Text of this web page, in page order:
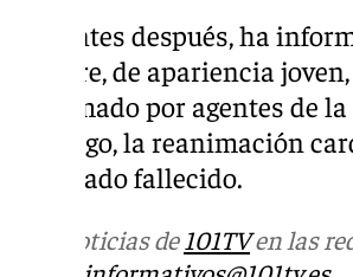
Instantes después, ha
hombre, de apariencia
reanimado por agentes de
embargo, la reanimación
declarado fallecido.
Más noticias de 101TVen las